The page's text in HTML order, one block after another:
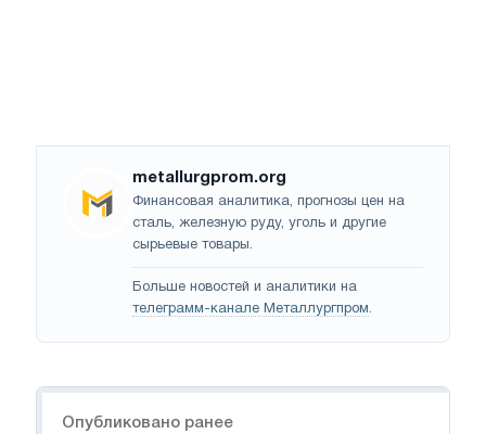
metallurgprom.org
Финансовая аналитика, прогнозы цен на
сталь, железную руду, уголь и другие
сырьевые товары.
Больше новостей и аналитики на
телеграмм-канале Металлургпром.
Опубликовано ранее